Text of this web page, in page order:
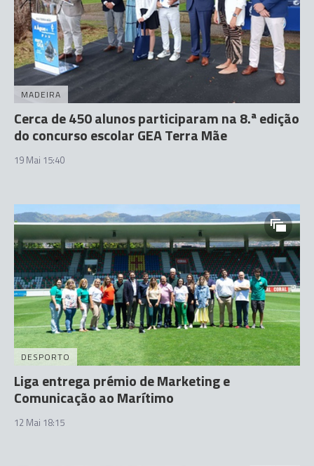
MADEIRA
Cerca de 450 alunos participaram na 8.ª edição
do concurso escolar GEA Terra Mãe
19 Mai 15:40
DESPORTO
Liga entrega prémio de Marketing e
Comunicação ao Marítimo
12 Mai 18:15